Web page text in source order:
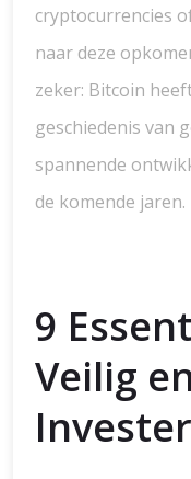
cryptocurrencies
naar deze
zeker: Bitcoin
geschiedenis van
spannende
de komende jaren.
9
Veilig